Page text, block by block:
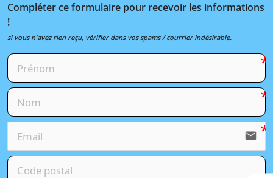
Compléter ce formulaire pour recevoir les informations
!
si vous n'avez rien reçu, vérifier dans vos spams / courrier indésirable.
email